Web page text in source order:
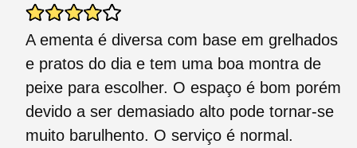
A ementa é diversa com base em grelhados
e pratos do dia e tem uma boa montra de
peixe para escolher. O espaço é bom porém
devido a ser demasiado alto pode tornar-se
muito barulhento. O serviço é normal.